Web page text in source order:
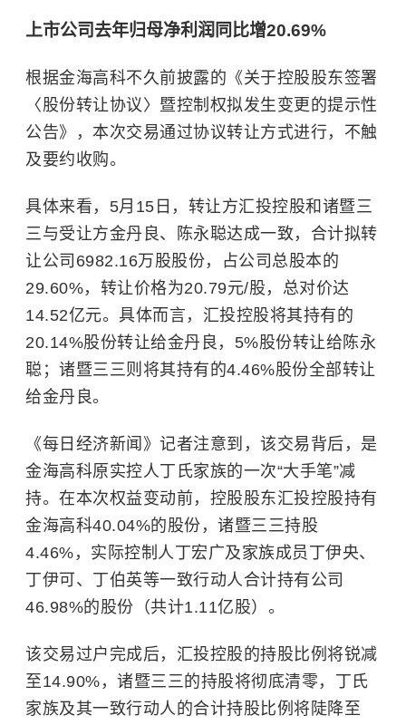
上市公司去年归母净利润同比增20.69%
根据金海高科不久前披露的《关于控股股东签署
〈股份转让协议〉暨控制权拟发生变更的提示性
公告》，本次交易通过协议转让方式进行，不触
及要约收购。
具体来看，5月15日，转让方汇投控股和诸暨三
三与受让方金丹良、陈永聪达成一致，合计拟转
让公司6982.16万股股份，占公司总股本的
29.60%，转让价格为20.79元/股，总对价达
14.52亿元。具体而言，汇投控股将其持有的
20.14%股份转让给金丹良，5%股份转让给陈永
聪；诸暨三三则将其持有的4.46%股份全部转让
给金丹良。
《每日经济新闻》记者注意到，该交易背后，是
金海高科原实控人丁氏家族的一次“大手笔”减
持。在本次权益变动前，控股股东汇投控股持有
金海高科40.04%的股份，诸暨三三持股
4.46%，实际控制人丁宏广及家族成员丁伊央、
丁伊可、丁伯英等一致行动人合计持有公司
46.98%的股份（共计1.11亿股）。
该交易过户完成后，汇投控股的持股比例将锐减
至14.90%，诸暨三三的持股将彻底清零，丁氏
家族及其一致行动人的合计持股比例将陡降至